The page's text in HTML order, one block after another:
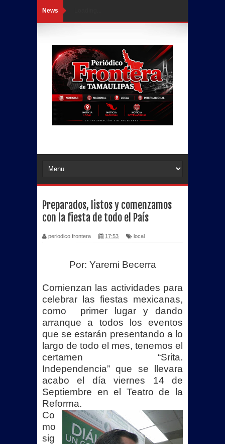
News
Preparados, listos y comenzamos
con la fiesta de todo el País
periodico frontera 17:53 local
Por: Yaremi Becerra
Comienzan las actividades para
celebrar las fiestas mexicanas,
como primer lugar y dando
arranque a todos los eventos
que se estarán presentando a lo
largo de todo el mes, tenemos el
certamen “Srita.
Independencia” que se llevara
acabo el día viernes 14 de
Septiembre en el Teatro de la
Reforma.
Co
mo
sig